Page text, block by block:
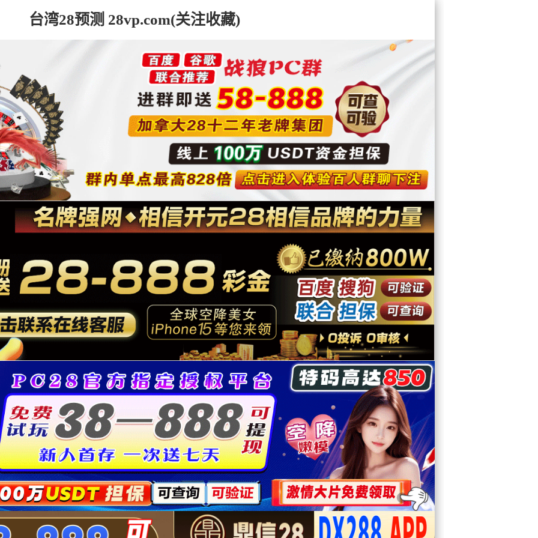
台湾28预测 28vp.com(关注收藏)